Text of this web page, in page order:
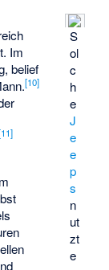
S
ol
c
h
e
J
e
e
p
s
n
ut
zt
e
Im
belief
[10]
11]